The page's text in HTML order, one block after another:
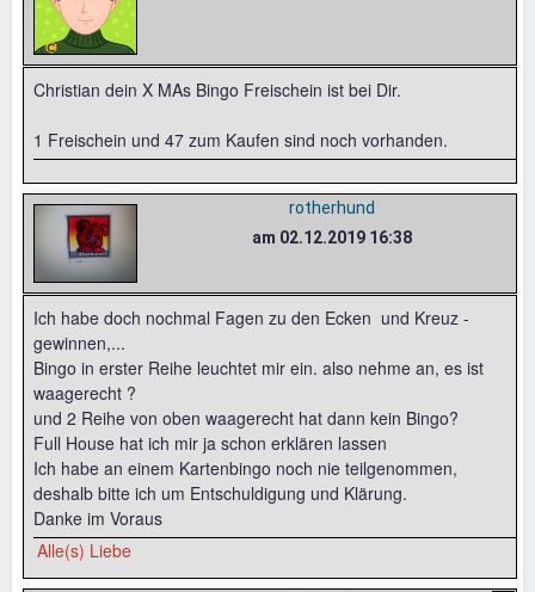
Christian dein X MAs Bingo Freischein ist bei Dir.
1 Freischein und 47 zum Kaufen sind noch vorhanden.
rotherhund
am 02.12.2019 16:38
Ich habe doch nochmal Fagen zu den Ecken und Kreuz -
gewinnen,...
Bingo in erster Reihe leuchtet mir ein. also nehme an, es ist
waagerecht ?
und 2 Reihe von oben waagerecht hat dann kein Bingo?
Full House hat ich mir ja schon erklären lassen
Ich habe an einem Kartenbingo noch nie teilgenommen,
deshalb bitte ich um Entschuldigung und Klärung.
Danke im Voraus
Alle(s) Liebe